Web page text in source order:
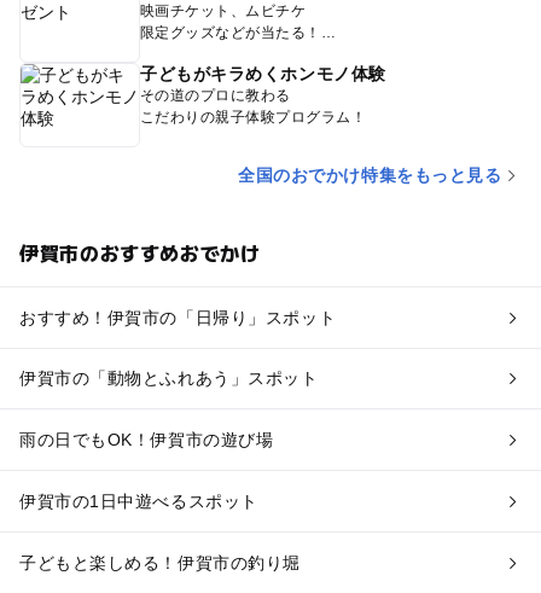
映画チケット、ムビチケ
限定グッズなどが当たる！
子どもがキラめくホンモノ体験
その道のプロに教わる
こだわりの親子体験プログラム！
全国のおでかけ特集をもっと見る
伊賀市のおすすめおでかけ
おすすめ！伊賀市の「日帰り」スポット
伊賀市の「動物とふれあう」スポット
雨の日でもOK！伊賀市の遊び場
伊賀市の1日中遊べるスポット
子どもと楽しめる！伊賀市の釣り堀